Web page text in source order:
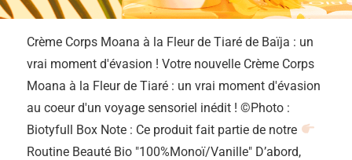
Crème Corps Moana à la Fleur de Tiaré de Baïja : un
vrai moment d'évasion ! Votre nouvelle Crème Corps
Moana à la Fleur de Tiaré : un vrai moment d'évasion
au coeur d'un voyage sensoriel inédit ! ©Photo :
Biotyfull Box Note : Ce produit fait partie de notre
Routine Beauté Bio "100%Monoï/Vanille" D’abord,